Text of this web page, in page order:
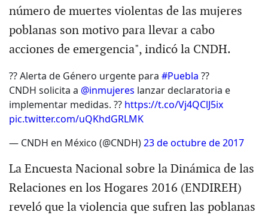
número de muertes violentas de las mujeres
poblanas son motivo para llevar a cabo
acciones de emergencia", indicó la CNDH.
?? Alerta de Género urgente para #Puebla ??
CNDH solicita a @inmujeres lanzar declaratoria e
implementar medidas. ?? https://t.co/Vj4QClJ5ix
pic.twitter.com/uQKhdGRLMK
— CNDH en México (@CNDH)23 de octubre de 2017
La Encuesta Nacional sobre la Dinámica de las
Relaciones en los Hogares 2016 (ENDIREH)
reveló que la violencia que sufren las poblanas